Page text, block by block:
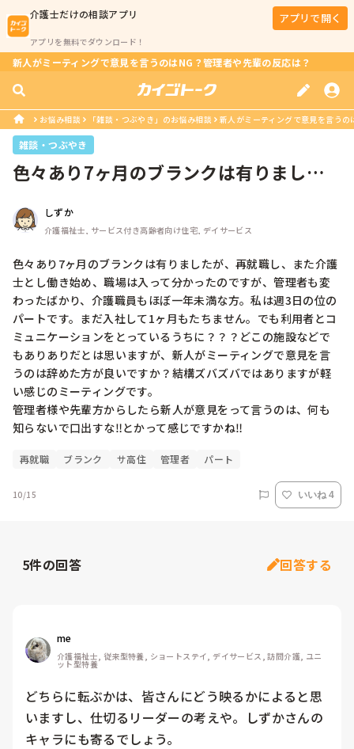
介護士だけの相談アプリ
アプリを無料でダウンロード！
アプリで開く
新人がミーティングで意見を言うのはNG？管理者や先輩の反応は？
お悩み相談 「雑談・つぶやき」のお悩み相談 新人がミーティングで意見を言う
雑談・つぶやき
色々あり7ヶ月のブランクは有りました
しずか
介護福祉士, サービス付き高齢者向け住宅, デイサービス
色々あり7ヶ月のブランクは有りましたが、再就職し、また介護
士とし働き始め、職場は入って分かったのですが、管理者も変
わったばかり、介護職員もほぼ一年未満な方。私は週3日の位の
パートです。まだ入社して1ヶ月もたちません。でも利用者とコ
ミュニケーションをとっているうちに？？？どこの施設などで
もありありだとは思いますが、新人がミーティングで意見を言
うのは辞めた方が良いですか？結構ズバズバではありますが軽
い感じのミーティングです。
管理者様や先輩方からしたら新人が意見をって言うのは、何も
知らないで口出すな‼️とかって感じですかね‼️
再就職 ブランク サ高住 管理者 パート
10/15 いいね 4
5件の回答 回答する
me
介護福祉士, 従来型特養, ショートステイ, デイサービス, 訪問介護, ユニ
ット型特養
どちらに転ぶかは、皆さんにどう映るかによると思
いますし、仕切るリーダーの考えや。しずかさんの
キャラにも寄るでしょう。